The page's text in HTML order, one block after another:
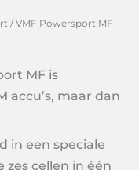
/ VMF Powersport MF
MF is
accu’s, maar dan
in een speciale
cellen in één